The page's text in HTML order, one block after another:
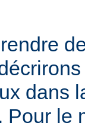
dans
Pour le